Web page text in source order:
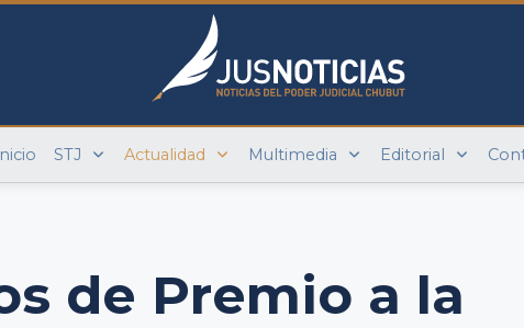
STJ Actualidad Multimedia Editorial
de Premio a la